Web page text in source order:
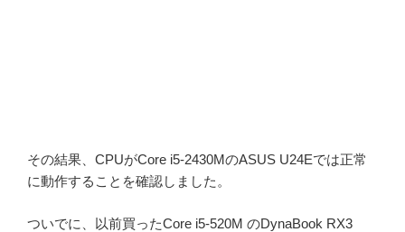
その結果、CPUがCore i5-2430MのASUS U24Eでは正常
に動作することを確認しました。
ついでに、以前買ったCore i5-520M のDynaBook RX3